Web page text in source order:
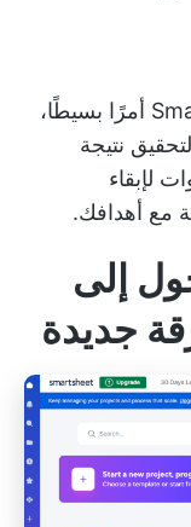
يعد إنشاء مخطط جانت في Smartsheet أمرًا بسيطًا،
نتيجة
لإبقاء
مع أهدافك.
إلى
جديدة